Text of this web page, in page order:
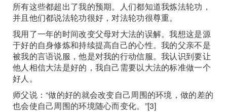
所有这些都超出了我的预期。人们都知道我炼法轮功，
并且他们都说法轮功很好，对法轮功很尊重。
我用了一年的时间改变父母对大法的误解。我想这是源
于好的自身修炼和持续提高自己的心性。我的父亲不是
被我的言语说服，他是对我的行动信服。我认识到要让
他人相信大法是好的，我自己需要以大法的标准做一个
好人。
师父说：“做的好的就会改变自己周围的环境，做的差的
也会使自己周围的环境随心而变化。”[3]